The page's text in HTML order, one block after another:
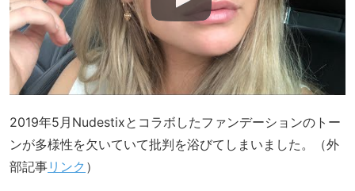
2019年5月Nudestixとコラボしたファンデーションのトー
ンが多様性を欠いていて批判を浴びてしまいました。（外
部記事リンク ）